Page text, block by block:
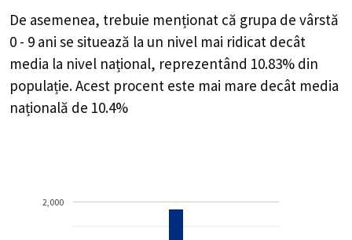
De asemenea, trebuie menționat că grupa de vârstă
0 - 9 ani se situează la un nivel mai ridicat decât
media la nivel național, reprezentând 10.83% din
populație. Acest procent este mai mare decât media
națională de 10.4%
2,000